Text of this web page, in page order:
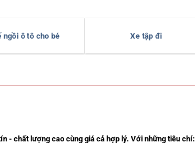
ngồi ô tô cho bé Xe tập đi
- chất lượng cao cùng giá cả hợp lý. Với những tiêu chí: